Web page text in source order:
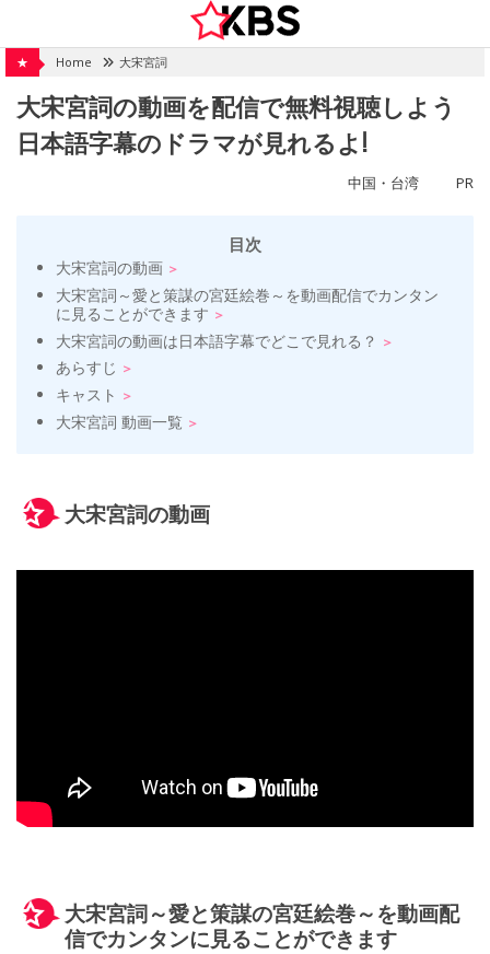
content
★ Home 大宋宮詞
大宋宮詞の動画を配信で無料視聴しよう
日本語字幕のドラマが見れるよ!
中国・台湾 PR
目次
大宋宮詞の動画
大宋宮詞～愛と策謀の宮廷絵巻～を動画配信でカンタン
に見ることができます
大宋宮詞の動画は日本語字幕でどこで見れる？
あらすじ
キャスト
大宋宮詞 動画一覧
大宋宮詞の動画
大宋宮詞～愛と策謀の宮廷絵巻～を動画配
信でカンタンに見ることができます